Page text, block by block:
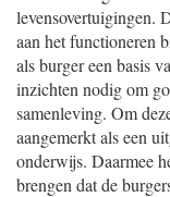
levensovertuigingen.
aan het functioneren
als burger een basis
inzichten nodig om
samenleving. Om
aangemerkt als een
onderwijs. Daarmee
brengen dat de